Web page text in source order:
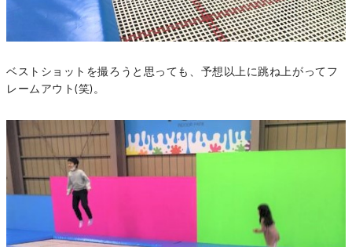
ベストショットを撮ろうと思っても、予想以上に跳ね上がってフ
レームアウト(笑)。